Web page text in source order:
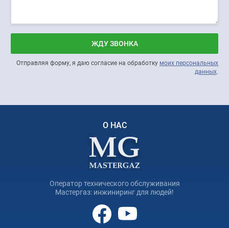
ЖДУ ЗВОНКА
Отправляя форму, я даю согласие на обработку моих персональных
данных.
О НАС
Оператор технического обслуживания
Мастергаз: инжиниринг для людей!